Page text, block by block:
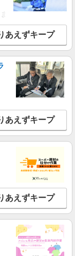
★交通費別途支給
を紹介
★月2回払
゜・。○。・゜
ショップ
細を見る
★交通費別途支給
★月2回払
゜・。○。・゜
ショップ
経験・能力によ
修期間6か月・時給
市岩槻区・久喜市・
あえずキープ
あえずキープ
あえずキープ